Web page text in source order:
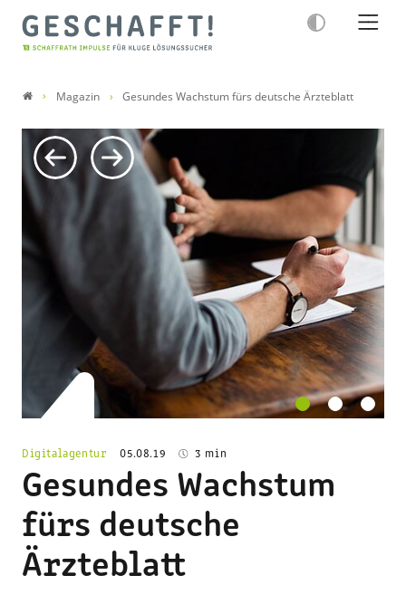
Magazin Gesundes Wachstum fürs deutsche Ärzteblatt
Digitalagentur 05.08.19 3 min
Gesundes Wachstum
fürs deutsche
Ärzteblatt